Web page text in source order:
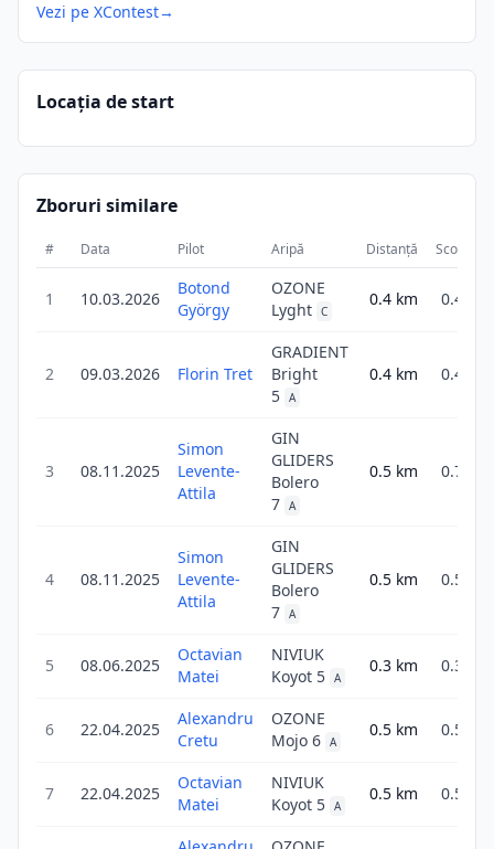
Vezi pe XContest→
Locația de start
Zboruri similare
# Data Pilot Aripă Distanță Scor
1 10.03.2026
Botond
György
OZONE
Lyght C
0.4 km 0.4
2 09.03.2026 Florin Tret
GRADIENT
Bright
5 A
0.4 km 0.4
3 08.11.2025
Simon
Levente-
Attila
GIN
GLIDERS
Bolero
7 A
0.5 km 0.7
4 08.11.2025
Simon
Levente-
Attila
GIN
GLIDERS
Bolero
7 A
0.5 km 0.5
5 08.06.2025
Octavian
Matei
NIVIUK
Koyot 5 A
0.3 km 0.3
6 22.04.2025
Alexandru
Cretu
OZONE
Mojo 6 A
0.5 km 0.5
7 22.04.2025
Octavian
Matei
NIVIUK
Koyot 5 A
0.5 km 0.5